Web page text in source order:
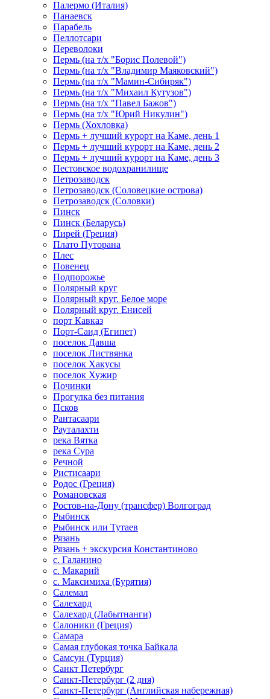
Палермо (Италия)
Панаевск
Парабель
Пеллотсари
Переволоки
Пермь (на т/х "Борис Полевой")
Пермь (на т/х "Владимир Маяковский")
Пермь (на т/х "Мамин-Сибиряк")
Пермь (на т/х "Михаил Кутузов")
Пермь (на т/х "Павел Бажов")
Пермь (на т/х "Юрий Никулин")
Пермь (Хохловка)
Пермь + лучший курорт на Каме, день 1
Пермь + лучший курорт на Каме, день 2
Пермь + лучший курорт на Каме, день 3
Пестовское водохранилище
Петрозаводск
Петрозаводск (Соловецкие острова)
Петрозаводск (Соловки)
Пинск
Пинск (Беларусь)
Пирей (Греция)
Плато Путорана
Плес
Повенец
Подпорожье
Полярный круг
Полярный круг. Белое море
Полярный круг. Енисей
порт Кавказ
Порт-Саид (Египет)
поселок Давша
поселок Листвянка
поселок Хакусы
поселок Хужир
Починки
Прогулка без питания
Псков
Рантасаари
Рауталахти
река Вятка
река Сура
Речной
Ристисаари
Родос (Греция)
Романовская
Ростов-на-Дону (трансфер) Волгоград
Рыбинск
Рыбинск или Тутаев
Рязань
Рязань + экскурсия Константиново
с. Галанино
с. Макарий
с. Максимиха (Бурятия)
Салемал
Салехард
Салехард (Лабытнанги)
Салоники (Греция)
Самара
Самая глубокая точка Байкала
Самсун (Турция)
Санкт Петербург
Санкт-Петербург (2 дня)
Санкт-Петербург (Английская набережная)